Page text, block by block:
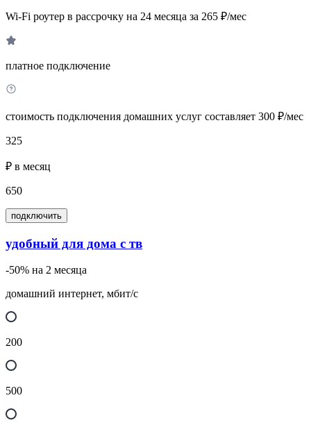
Wi-Fi роутер в рассрочку на 24 месяца за 265 ₽/мес
платное подключение
стоимость подключения домашних услуг составляет 300 ₽/мес
325
₽ в месяц
650
подключить
удобный для дома с тв
-50% на 2 месяца
домашний интернет, мбит/с
200
500